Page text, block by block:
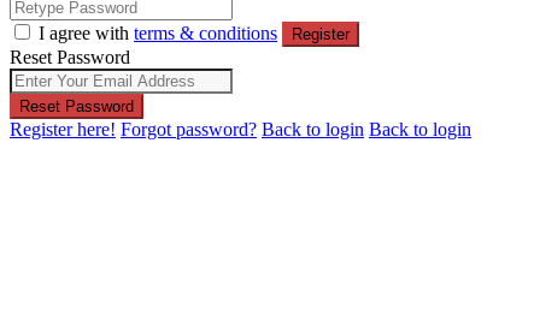
I agree with terms & conditions Register
Reset Password
Reset Password
Register here! Forgot password? Back to login Back to login